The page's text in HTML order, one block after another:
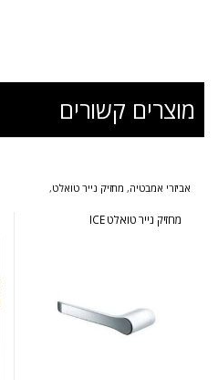
מוצרים קשורים
אביזרי אמבטיה, מחזיק נייר טואלט,
מחזיק נייר טואלט ICE